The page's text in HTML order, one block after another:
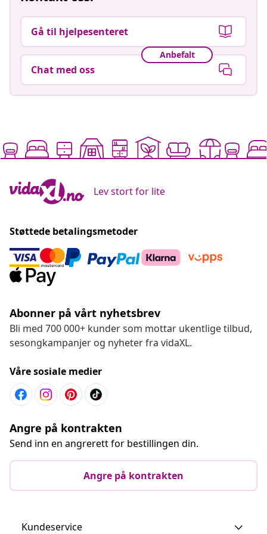
Gå til hjelpesenteret
Anbefalt
Chat med oss
Lev stort for lite
Støttede betalingsmetoder
Abonner på vårt nyhetsbrev
Bli med 700 000+ kunder som mottar ukentlige tilbud,
sesongkampanjer og nyheter fra vidaXL.
Våre sosiale medier
Angre på kontrakten
Send inn en angrerett for bestillingen din.
Angre på kontrakten
Kundeservice